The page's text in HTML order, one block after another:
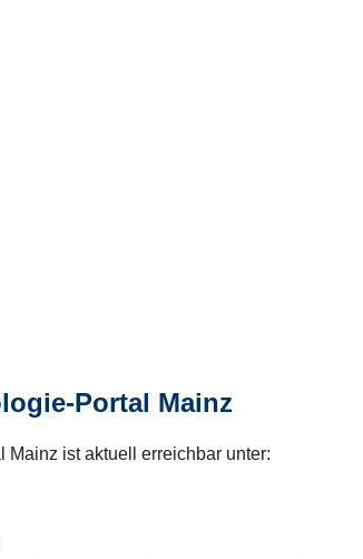
Portal Mainz
Mainz ist aktuell erreichbar unter: